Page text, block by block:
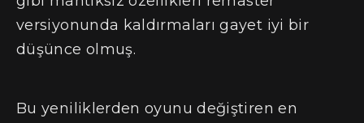
versiyonunda kaldırmaları gayet iyi bir
düşünce olmuş.
Bu yeniliklerden oyunu değiştiren en